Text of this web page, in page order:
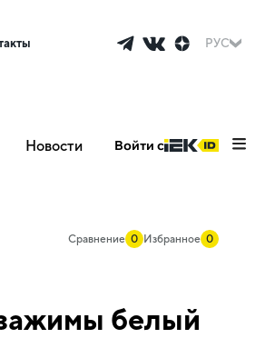
РУС
Новости Войти с
Сравнение 0 Избранное 0
белый